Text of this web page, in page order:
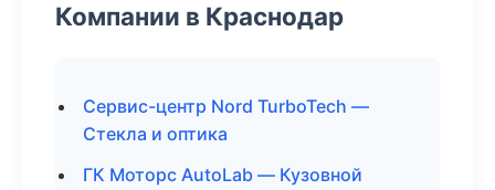
Компании в Краснодар
Сервис-центр Nord TurboTech —
Стекла и оптика
ГК Моторс AutoLab — Кузовной